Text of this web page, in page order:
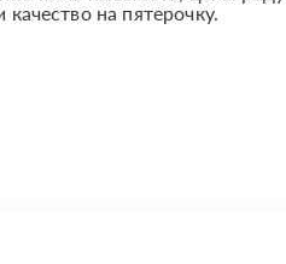
на пятерочку.